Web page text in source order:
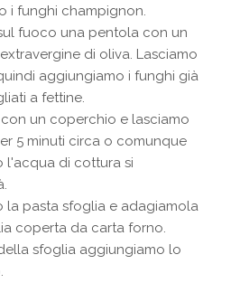
i funghi champignon.
fuoco una pentola con un
di oliva. Lasciamo
aggiungiamo i funghi già
a fettine.
un coperchio e lasciamo
5 minuti circa o comunque
l'acqua di cottura si
la pasta sfoglia e adagiamola
coperta da carta forno.
sfoglia aggiungiamo lo